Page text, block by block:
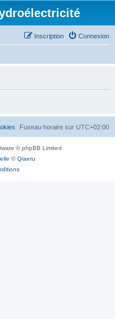
Connexion
Inscription
Fuseau horaire sur UTC+02:00
© phpBB Limited
©Qiaeru